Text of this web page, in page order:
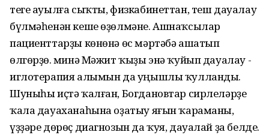
теге ауылға сыҡты, физкабинеттан, теш дауалау
бүлмәһенән кеше өҙөлмәне. Ашнаҡсылар
пациенттарҙы көнөнә өс мәртәбә ашатып
өлгөрҙө. Әминә Мәжит ҡыҙы энә ҡуйып дауалау -
иглотерапия алымын да уңышлы ҡулланды.
Шуныһы иҫтә ҡалған, Богдановтар сирлеләрҙе
ҡала дауаханаһына оҙатыу яғын ҡараманы,
үҙҙәре дөрөҫ диагнозын да ҡуя, дауалай ҙа белде.